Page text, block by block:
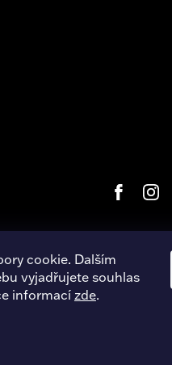
cookie. Dalším
vyjadřujete souhlas
informací zde.
Davidson Hradec Králové
Úpravu šablony vytvořil